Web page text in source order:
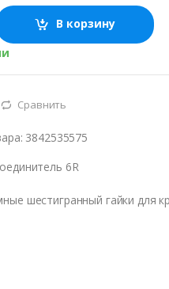
В корзину
Сравнить
3842535575
6R
шестигранный гайки для